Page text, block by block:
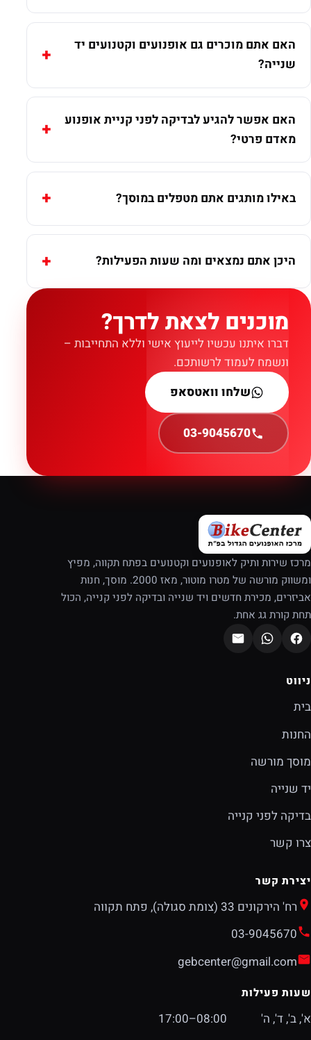
האם אתם מוכרים גם אופנועים וקטנועים יד
שנייה?
האם אפשר להגיע לבדיקה לפני קניית אופנוע
מאדם פרטי?
באילו מותגים אתם מטפלים במוסך?
היכן אתם נמצאים ומה שעות הפעילות?
מוכנים לצאת לדרך?
דברו איתנו עכשיו לייעוץ אישי וללא התחייבות –
ונשמח לעמוד לרשותכם.
שלחו וואטסאפ
03-9045670
מרכז שירות ותיק לאופנועים וקטנועים בפתח תקווה, מפיץ
ומשווק מורשה של מטרו מוטור, מאז 2000. מוסך, חנות
אביזרים, מכירת חדשים ויד שנייה ובדיקה לפני קנייה, הכול
תחת קורת גג אחת.
ניווט
בית
החנות
מוסך מורשה
יד שנייה
בדיקה לפני קנייה
צרו קשר
יצירת קשר
רח' הירקונים 33 (צומת סגולה), פתח תקווה
03-9045670
gebcenter@gmail.com
שעות פעילות
א', ב', ד', ה'
08:00–17:00